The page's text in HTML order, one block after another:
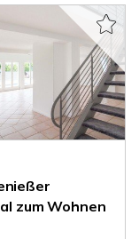
zum Wohnen